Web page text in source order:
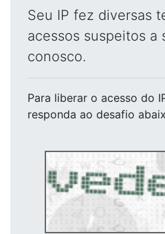
Seu IP fez diversas
acessos suspeitos a
conosco.
Para liberar o acesso do
responda ao desafio